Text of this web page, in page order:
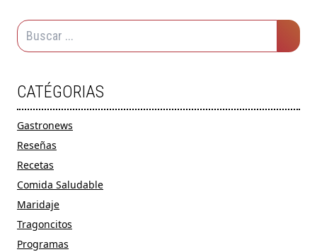
CATÉGORIAS
Gastronews
Reseñas
Recetas
Comida Saludable
Maridaje
Tragoncitos
Programas